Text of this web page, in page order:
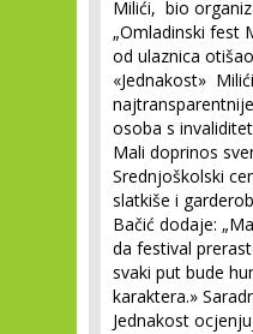
Milići, bio
„Omladinski fest
od ulaznica
«Jednakost»
osoba s
Mali doprinos
Srednjoškolski
slatkiše i
Bačić dodaje:
da festival
svaki put bude
karaktera.»
Jednakost